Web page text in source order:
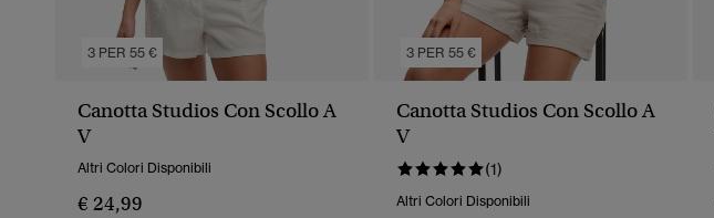
3 PER 55 €
Canotta Studios Con Scollo A
V
Altri Colori Disponibili
€ 24,99
3 PER 55 €
Canotta Studios Con Scollo A
V
(1)
Altri Colori Disponibili